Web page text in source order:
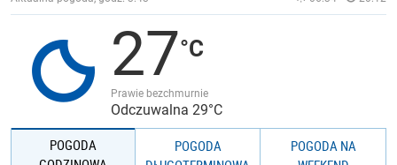
JAKOŚĆ POWIETRZA27
Prawie bezchmurnie
Odczuwalna 29°C
POGODA
POGODA
POGODA NA